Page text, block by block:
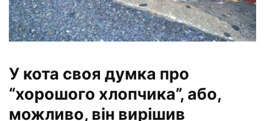
У кота своя думка про
“хорошого хлопчика”, або,
можливо, він вирішив